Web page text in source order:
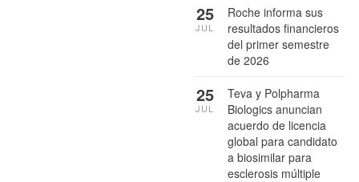
Roche informa sus
resultados financieros
del primer semestre
de 2026
25
JUL
Teva y Polpharma
Biologics anuncian
acuerdo de licencia
global para candidato
a biosimilar para
esclerosis múltiple
25
JUL